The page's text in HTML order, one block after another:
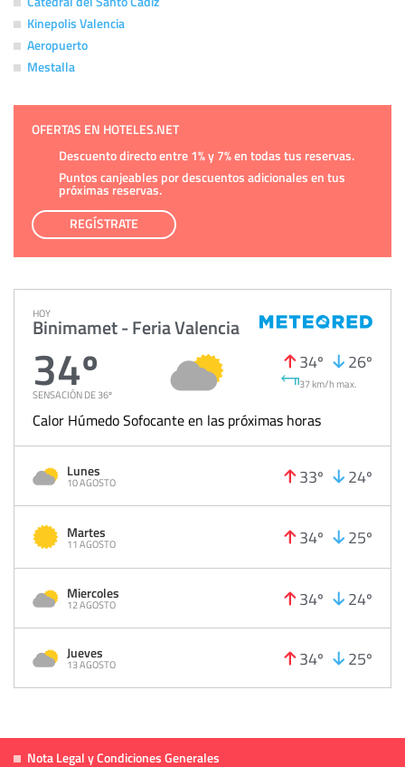
Kinepolis Valencia
Aeropuerto
Mestalla
OFERTAS EN HOTELES.NET
Descuento directo entre 1% y 7% en todas tus reservas.
Puntos canjeables por descuentos adicionales en tus
próximas reservas.
REGÍSTRATE
HOY
Binimamet - Feria Valencia
34º
SENSACIÓN DE 36º
34º 26º
37 km/h max.
Calor Húmedo Sofocante en las próximas horas
Lunes
10 AGOSTO 33º 24º
Martes
11 AGOSTO 34º 25º
Miercoles
12 AGOSTO 34º 24º
Jueves
13 AGOSTO 34º 25º
Nota Legal y Condiciones Generales